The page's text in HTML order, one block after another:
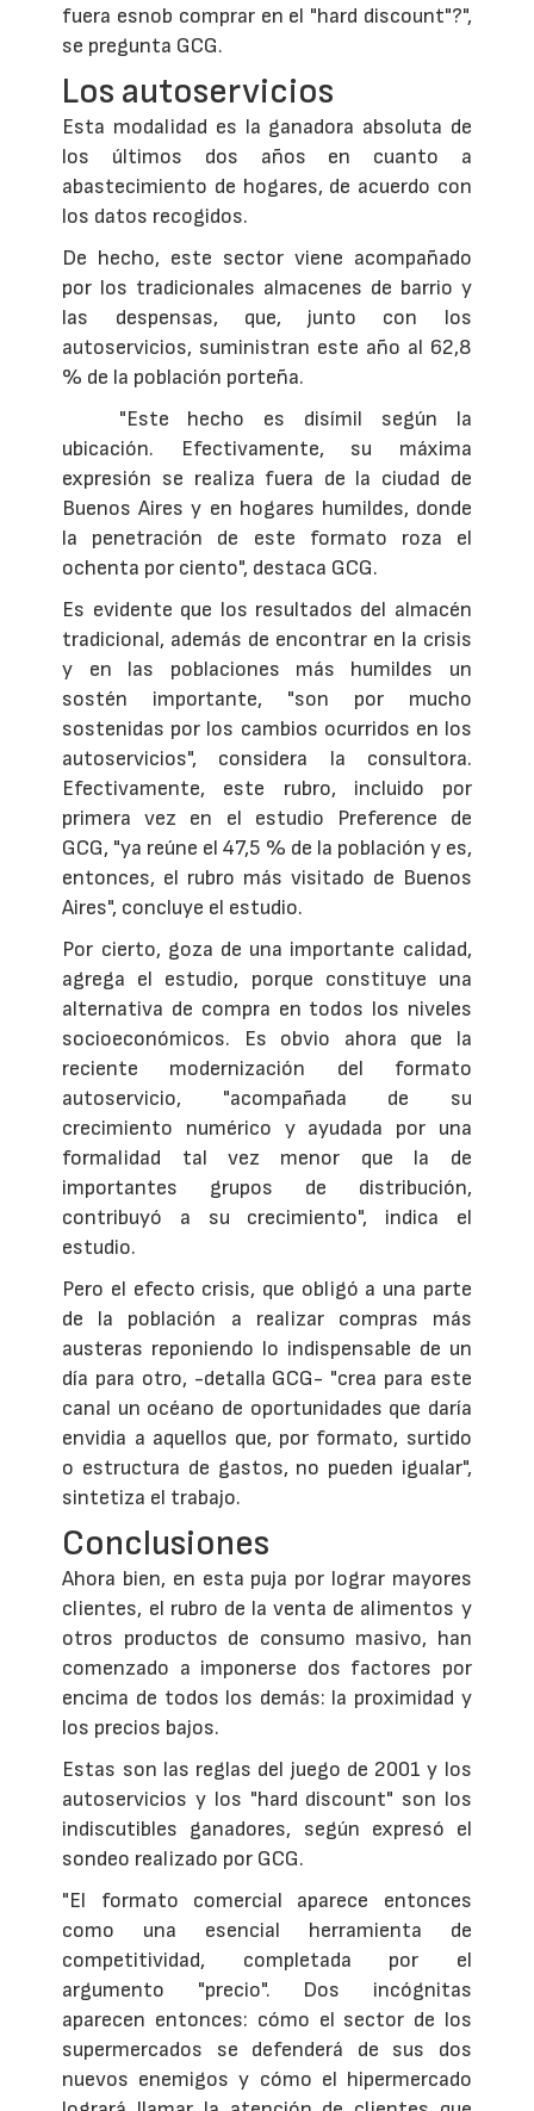
fuera esnob comprar en el "hard discount"?",
se pregunta GCG.
Los autoservicios
Esta modalidad es la ganadora absoluta de
los últimos dos años en cuanto a
abastecimiento de hogares, de acuerdo con
los datos recogidos.
De hecho, este sector viene acompañado
por los tradicionales almacenes de barrio y
las despensas, que, junto con los
autoservicios, suministran este año al 62,8
% de la población porteña.
"Este hecho es disímil según la
ubicación. Efectivamente, su máxima
expresión se realiza fuera de la ciudad de
Buenos Aires y en hogares humildes, donde
la penetración de este formato roza el
ochenta por ciento", destaca GCG.
Es evidente que los resultados del almacén
tradicional, además de encontrar en la crisis
y en las poblaciones más humildes un
sostén importante, "son por mucho
sostenidas por los cambios ocurridos en los
autoservicios", considera la consultora.
Efectivamente, este rubro, incluido por
primera vez en el estudio Preference de
GCG, "ya reúne el 47,5 % de la población y es,
entonces, el rubro más visitado de Buenos
Aires", concluye el estudio.
Por cierto, goza de una importante calidad,
agrega el estudio, porque constituye una
alternativa de compra en todos los niveles
socioeconómicos. Es obvio ahora que la
reciente modernización del formato
autoservicio, "acompañada de su
crecimiento numérico y ayudada por una
formalidad tal vez menor que la de
importantes grupos de distribución,
contribuyó a su crecimiento", indica el
estudio.
Pero el efecto crisis, que obligó a una parte
de la población a realizar compras más
austeras reponiendo lo indispensable de un
día para otro, -detalla GCG- "crea para este
canal un océano de oportunidades que daría
envidia a aquellos que, por formato, surtido
o estructura de gastos, no pueden igualar",
sintetiza el trabajo.
Conclusiones
Ahora bien, en esta puja por lograr mayores
clientes, el rubro de la venta de alimentos y
otros productos de consumo masivo, han
comenzado a imponerse dos factores por
encima de todos los demás: la proximidad y
los precios bajos.
Estas son las reglas del juego de 2001 y los
autoservicios y los "hard discount" son los
indiscutibles ganadores, según expresó el
sondeo realizado por GCG.
"El formato comercial aparece entonces
como una esencial herramienta de
competitividad, completada por el
argumento "precio". Dos incógnitas
aparecen entonces: cómo el sector de los
supermercados se defenderá de sus dos
nuevos enemigos y cómo el hipermercado